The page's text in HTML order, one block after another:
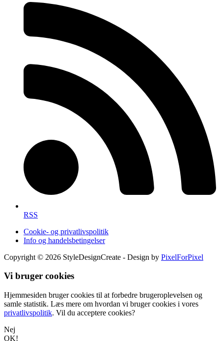
RSS
Cookie- og privatlivspolitik
Info og handelsbetingelser
Copyright © 2026 StyleDesignCreate - Design by PixelForPixel
Vi bruger cookies
Hjemmesiden bruger cookies til at forbedre brugeroplevelsen og
samle statistik. Læs mere om hvordan vi bruger cookies i vores
privatlivspolitik. Vil du acceptere cookies?
Nej
OK!